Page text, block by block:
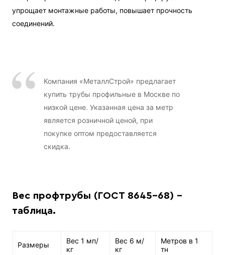
упрощает монтажные работы, повышает прочность
соединений.
Компания «МеталлСтрой» предлагает
купить трубы профильные в Москве по
низкой цене. Указанная цена за метр
является розничной ценой, при
покупке оптом предоставляется
скидка.
Вес профтрубы (ГОСТ 8645-68) -
таблица.
Размеры
Вес 1 мп/
кг
Вес 6 м/
кг
Метров в 1
тн